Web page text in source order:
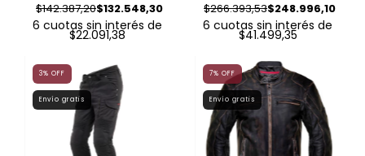
$132.548,30
$142.387,20
6 cuotas sin interés de
$22.091,38
$248.996,10
$266.393,53
6 cuotas sin interés de
$41.499,35
3% OFF
Envío gratis
7% OFF
Envío gratis